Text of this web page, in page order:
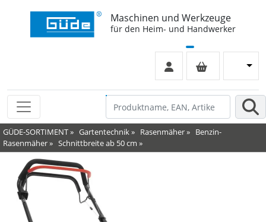
Maschinen und Werkzeuge
für den Heim- und Handwerker
GÜDE-SORTIMENT» Gartentechnik» Rasenmäher» Benzin-
Rasenmäher» Schnittbreite ab 50 cm »